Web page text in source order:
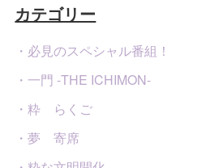
カテゴリー
・必見のスペシャル番組！
・一門 -THE ICHIMON-
・粋 らくご
・夢 寄席